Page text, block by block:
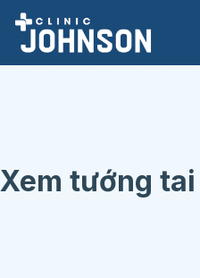
Chuyển
đến
Xem tướng